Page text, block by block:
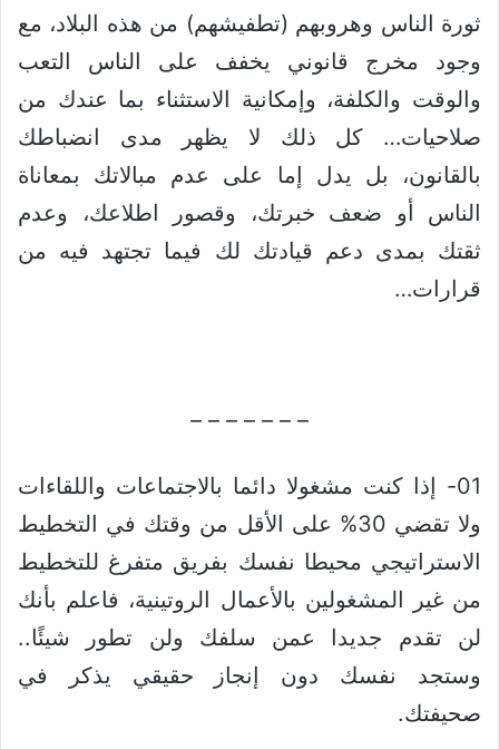
ثورة الناس وهروبهم (تطفيشهم) من هذه البلاد، مع
وجود مخرج قانوني يخفف على الناس التعب
والوقت والكلفة، وإمكانية الاستثناء بما عندك من
صلاحيات… كل ذلك لا يظهر مدى انضباطك
بالقانون، بل يدل إما على عدم مبالاتك بمعاناة
الناس أو ضعف خبرتك، وقصور اطلاعك، وعدم
ثقتك بمدى دعم قيادتك لك فيما تجتهد فيه من
قرارات…
– – – – – – –
01- إذا كنت مشغولا دائما بالاجتماعات واللقاءات
ولا تقضي 30% على الأقل من وقتك في التخطيط
الاستراتيجي محيطا نفسك بفريق متفرغ للتخطيط
من غير المشغولين بالأعمال الروتينية، فاعلم بأنك
لن تقدم جديدا عمن سلفك ولن تطور شيئًا..
وستجد نفسك دون إنجاز حقيقي يذكر في
صحيفتك.